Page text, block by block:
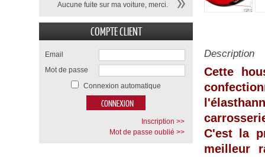
Description
Cette
C'est la
meilleur
Aucune fuite sur ma voiture, merci.
COMPTE CLIENT
Email
Mot de passe
Connexion automatique
Inscription >>
Mot de passe oublié >>